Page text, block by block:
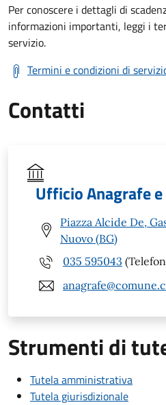
Per conoscere i dettagli di
informazioni importanti, leggi i
servizio.
Termini e condizioni di
Contatti
Ufficio Anagrafe
Piazza Alcide De,
Nuovo (BG)
035 595043
Strumenti di
Tutela amministrativa
Tutela giurisdizionale